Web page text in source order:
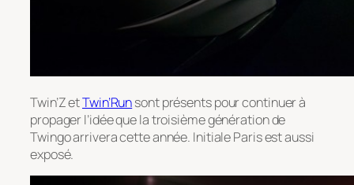
Twin’Z etTwin’Runsont présents pour continuer à
propager l’idée que la troisième génération de
Twingo arrivera cette année. Initiale Paris est aussi
exposé.